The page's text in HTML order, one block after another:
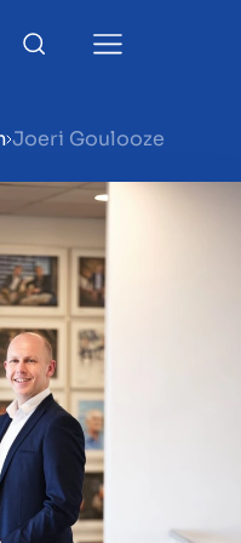
maken
Joeri Goulooze